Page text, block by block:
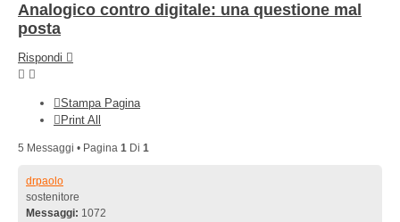
Analogico contro digitale: una questione mal
posta
Rispondi
Stampa Pagina
Print All
5 Messaggi • Pagina 1 Di 1
drpaolo
sostenitore
Messaggi: 1072